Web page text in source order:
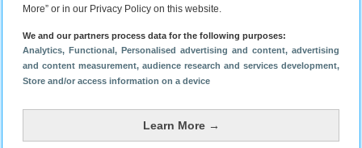
More” or in our Privacy Policy on this website.
We and our partners process data for the following purposes:
Analytics, Functional, Personalised advertising and content, advertising
and content measurement, audience research and services development,
Store and/or access information on a device
Learn More →